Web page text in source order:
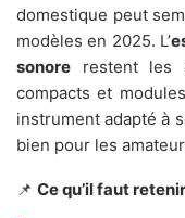
domestique peut
modèles en 2025. L’
sonore restent les
compacts et
instrument adapté à
bien pour les
📌 Ce qu’il faut